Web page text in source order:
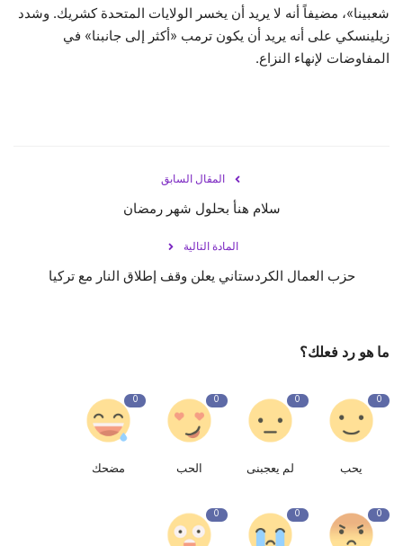
شعبينا»، مضيفاً أنه لا يريد أن يخسر الولايات المتحدة كشريك. وشدد
زيلينسكي على أنه يريد أن يكون ترمب «أكثر إلى جانبنا» في
المفاوضات لإنهاء النزاع.
المقال السابق
سلام هنأ بحلول شهر رمضان
المادة التالية
‎حزب العمال الكردستاني يعلن وقف إطلاق النار مع تركيا
ما هو رد فعلك؟
0
يحب
0
لم يعجبنى
0
الحب
0
مضحك
0
0
0